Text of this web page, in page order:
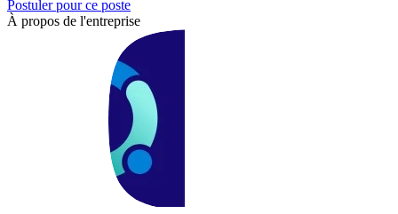
Postuler pour ce poste
À propos de l'entreprise